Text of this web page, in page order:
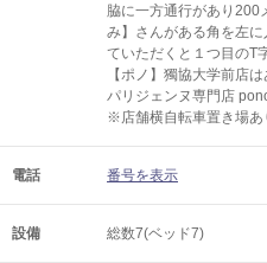
脇に一方通行があり200
み】さんがある角を左
ていただくと１つ目のT
【ポノ】獨協大学前店
パリジェンヌ専門店
※店舗横自転車置き場あ
電話 番号を表示
設備 総数7(ベッド7)